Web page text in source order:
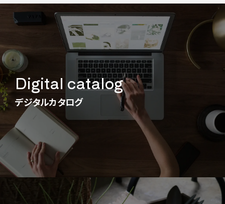
Digital catalog
デジタルカタログ